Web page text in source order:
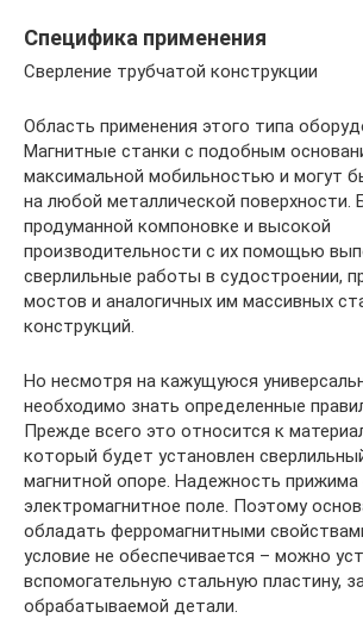
Специфика применения
Сверление трубчатой конструкции
Область применения этого типа
Магнитные станки с подобным
максимальной мобильностью и могут
на любой металлической поверхности.
продуманной компоновке и высокой
производительности с их помощью
сверлильные работы в судостроении,
мостов и аналогичных им массивных
конструкций.
Но несмотря на кажущуюся
необходимо знать определенные
Прежде всего это относится к
который будет установлен
магнитной опоре. Надежность прижима
электромагнитное поле. Поэтому
обладать ферромагнитными
условие не обеспечивается – можно
вспомогательную стальную пластину,
обрабатываемой детали.